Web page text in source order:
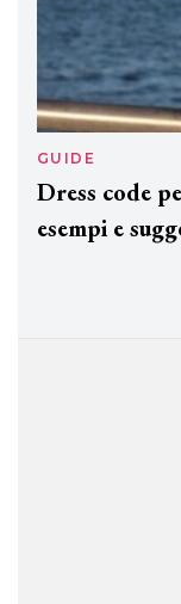
GUIDE
Dress code
esempi e